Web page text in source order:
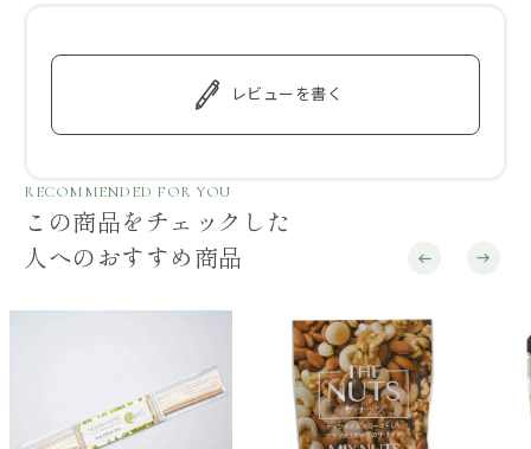
レビューを書く
RECOMMENDED FOR YOU
この商品をチェックした
人へのおすすめ商品